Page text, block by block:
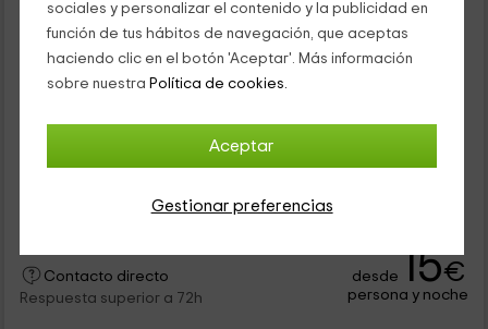
sociales y personalizar el contenido y la publicidad en
función de tus hábitos de navegación, que aceptas
haciendo clic en el botón 'Aceptar'. Más información
sobre nuestra Política de cookies.
Aceptar
Gestionar preferencias
Apartamento 2- Can Felip
Palafrugell, Girona
0 opiniones
7 personas
2 baños
En una casa del precioso pueblo de Palafrugell, en la Costa
Brava de Girona, se ubica un magnífico complejo rural que
Contacto directo
Respuesta superior a 72h
desde 15€
persona y noche